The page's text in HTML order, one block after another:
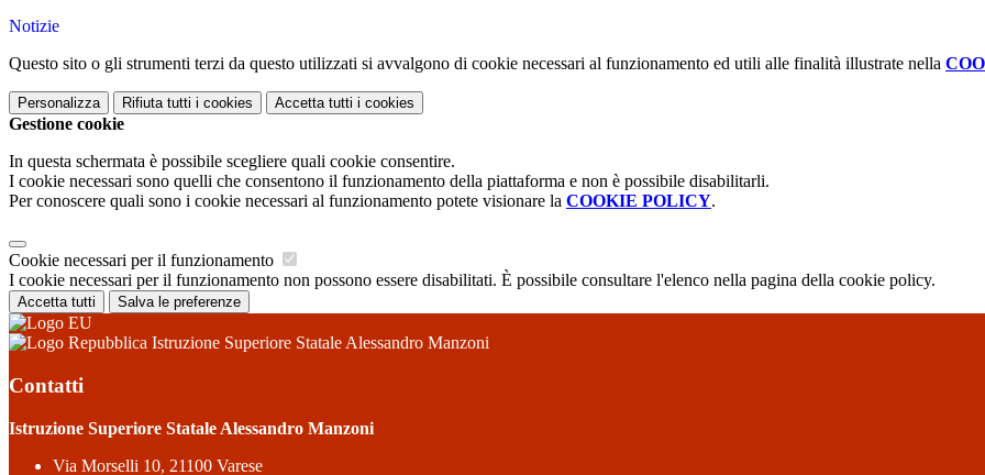
Notizie
Questo sito o gli strumenti terzi da questo utilizzati si avvalgono di cookie necessari al funzionamento ed utili alle finalità illustrate nella
Personalizza Rifiuta tutti i cookies Accetta tutti i cookies
Gestione cookie
In questa schermata è possibile scegliere quali cookie consentire.
I cookie necessari sono quelli che consentono il funzionamento della piattaforma e non è possibile disabilitarli.
Per conoscere quali sono i cookie necessari al funzionamento potete visionare la COOKIE POLICY.
Cookie necessari per il funzionamento
I cookie necessari per il funzionamento non possono essere disabilitati. È possibile consultare l'elenco nella pagina della cookie policy.
Accetta tutti Salva le preferenze
Istruzione Superiore Statale Alessandro Manzoni
Contatti
Istruzione Superiore Statale Alessandro Manzoni
Via Morselli 10, 21100 Varese